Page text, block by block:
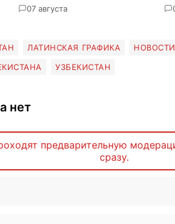
07 августа
ЛАТИНСКАЯ ГРАФИКА НОВОСТИ
УЗБЕКИСТАН
нет
предварительную
сразу.